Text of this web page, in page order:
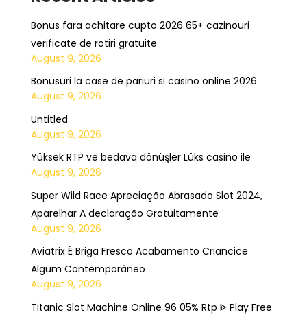
Bonus fara achitare cupto 2026 65+ cazinouri
verificate de rotiri gratuite
August 9, 2026
Bonusuri la case de pariuri si casino online 2026
August 9, 2026
Untitled
August 9, 2026
Yüksek RTP ve bedava dönüşler Lüks casino ile
August 9, 2026
Super Wild Race Apreciação Abrasado Slot 2024,
Aparelhar A declaração Gratuitamente
August 9, 2026
Aviatrix É Briga Fresco Acabamento Criancice
Algum Contemporâneo
August 9, 2026
Titanic Slot Machine Online 96 05% Rtp ᐈ Play Free